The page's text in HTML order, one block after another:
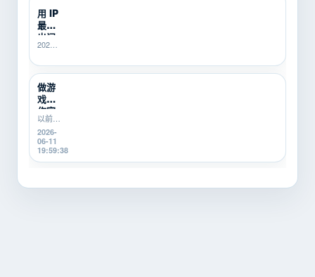
手机挂
机、多
账号搬
砖的时
会遇到
一些说
不清楚
的问
题。...
用 IP
最怕
出问
题没
管？
SK5I...
2026-
21:40:14
做游
戏工
作室
几年
后，
我发
以前开
游戏工
作室的
时候，
我对IP
2026-
06-11
19:59:38